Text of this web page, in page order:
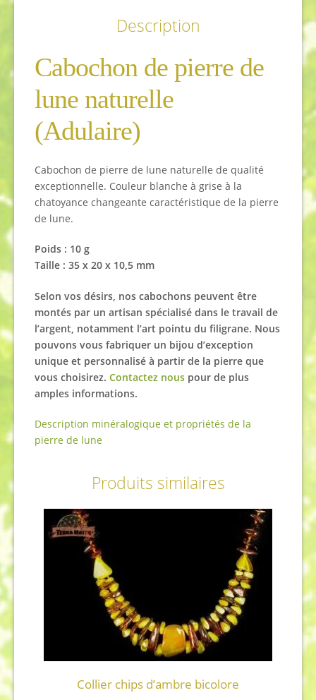
Description
Cabochon de pierre de
lune naturelle
(Adulaire)
Cabochon de pierre de lune naturelle de qualité
exceptionnelle. Couleur blanche à grise à la
chatoyance changeante caractéristique de la pierre
de lune.
Poids : 10 g
Taille : 35 x 20 x 10,5 mm
Selon vos désirs, nos cabochons peuvent être
montés par un artisan spécialisé dans le travail de
l’argent, notamment l’art pointu du filigrane. Nous
pouvons vous fabriquer un bijou d’exception
unique et personnalisé à partir de la pierre que
vous choisirez.Contactez nous pour de plus
amples informations.
Description minéralogique et propriétés de la
pierre de lune
Produits similaires
Collier chips d’ambre bicolore